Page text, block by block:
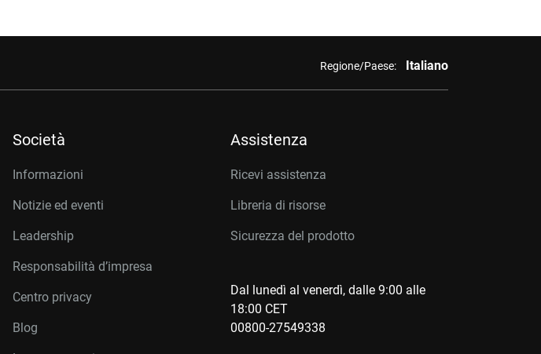
Regione/Paese: Italiano
Società
Informazioni
Notizie ed eventi
Leadership
Responsabilità d’impresa
Centro privacy
Blog
Assistenza
Ricevi assistenza
Libreria di risorse
Sicurezza del prodotto
Dal lunedì al venerdì, dalle 9:00 alle
18:00 CET
00800-27549338